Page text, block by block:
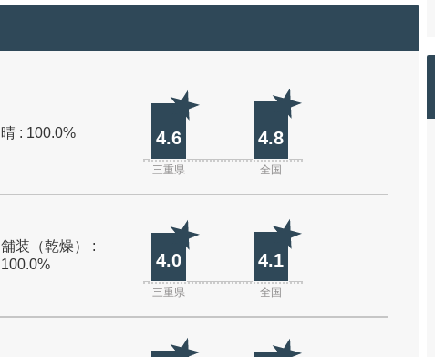
晴 : 100.0% 4.6 4.8
三重県 全国
舗装（乾燥） :
100.0%
4.0 4.1
三重県 全国